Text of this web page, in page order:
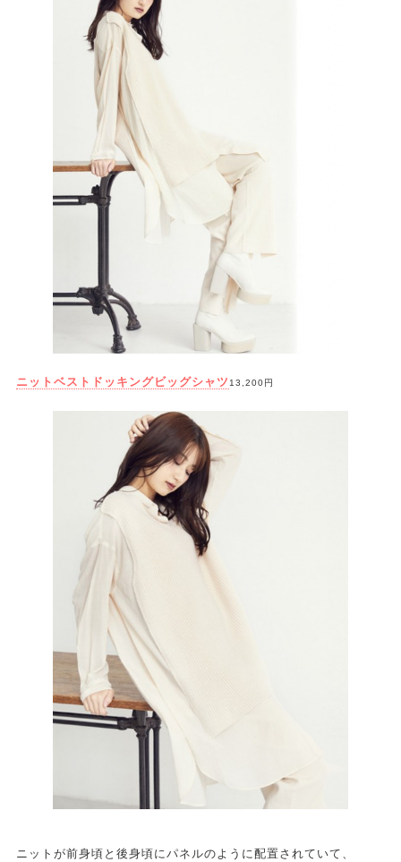
ニットベストドッキングビッグシャツ 13,200円
ニットが前身頃と後身頃にパネルのように配置されていて、